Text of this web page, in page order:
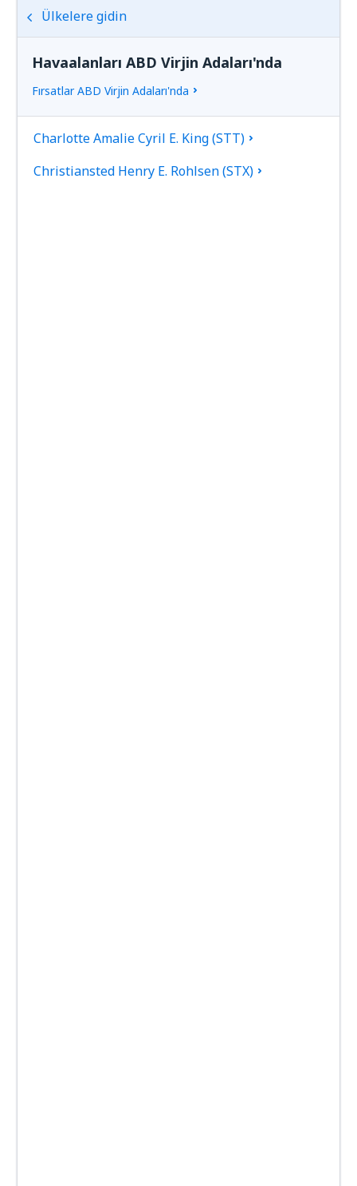
Ülkelere gidin
Havaalanları ABD Virjin Adaları'nda
Fırsatlar ABD Virjin Adaları'nda
Charlotte Amalie Cyril E. King (STT)
Christiansted Henry E. Rohlsen (STX)